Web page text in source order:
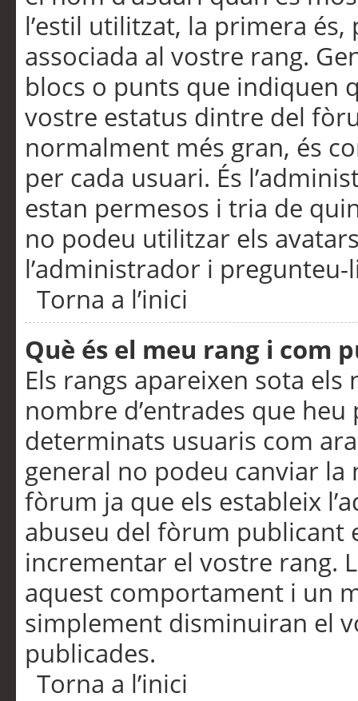
l’estil utilitzat, la primera
associada al vostre rang.
blocs o punts que indiquen
vostre estatus dintre del
normalment més gran, és
per cada usuari. És
estan permesos i tria de
no podeu utilitzar els
l’administrador i pregunteu-
Torna a l’inici
Què és el meu rang i com
Els rangs apareixen sota
nombre d’entrades que
determinats usuaris com
general no podeu canviar
fòrum ja que els estableix
abuseu del fòrum publicant
incrementar el vostre rang.
aquest comportament i un
simplement disminuiran el
publicades.
Torna a l’inici